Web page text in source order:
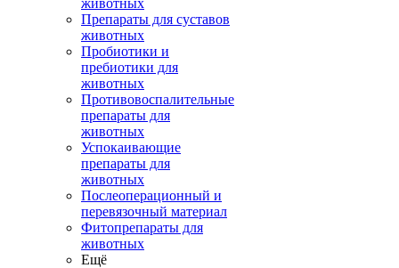
животных
Препараты для суставов
животных
Пробиотики и
пребиотики для
животных
Противовоспалительные
препараты для
животных
Успокаивающие
препараты для
животных
Послеоперационный и
перевязочный материал
Фитопрепараты для
животных
Ещё